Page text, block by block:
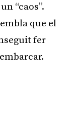
“caos”.
que el
fer